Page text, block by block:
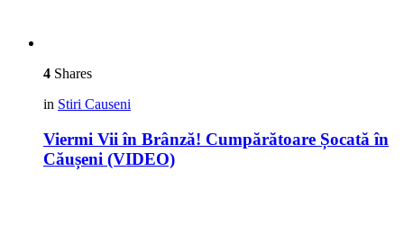
4 Shares
in Stiri Causeni
Viermi Vii în Brânză! Cumpărătoare Șocată în
Căușeni (VIDEO)